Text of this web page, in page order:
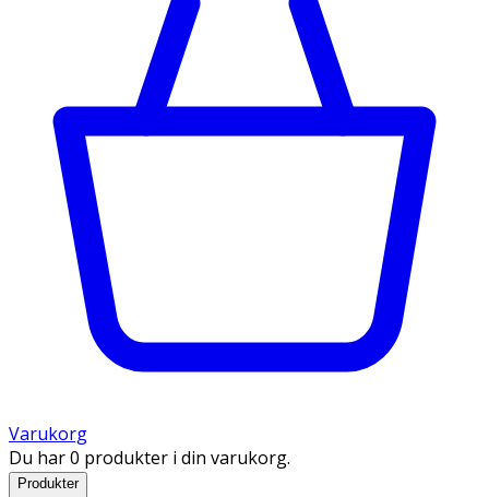
Varukorg
Du har 0 produkter i din varukorg.
Produkter